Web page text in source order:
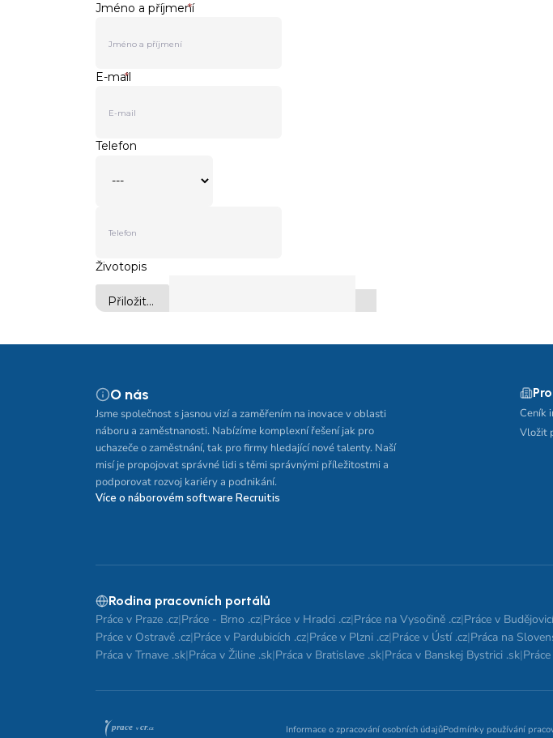
O nás
Jsme společnost s jasnou vizí a zaměřením na inovace v oblasti
náboru a zaměstnanosti. Nabízíme komplexní řešení jak pro
uchazeče o zaměstnání, tak pro firmy hledající nové talenty. Naší
misí je propojovat správné lidi s těmi správnými příležitostmi a
podporovat rozvoj kariéry a podnikání.
Více o náborovém software Recruitis
Ceník
Vložit
Rodina pracovních portálů
Práce v Praze .cz|Práce - Brno .cz|Práce v Hradci .cz|Práce na Vysočině .cz|Práce v
Práce v Ostravě .cz|Práce v Pardubicích .cz|Práce v Plzni .cz|Práce v Ústí .cz|Práca na
Práca v Trnave .sk|Práca v Žiline .sk|Práca v Bratislave .sk|Práca v Banskej Bystrici .sk|
Informace o zpracování osobních údajůPodmínky používání